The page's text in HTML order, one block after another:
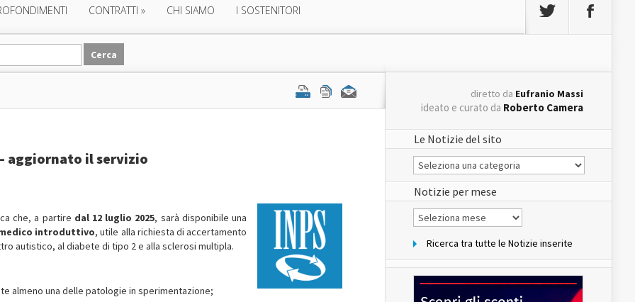
CONTRATTI » CHI SIAMO I SOSTENITORI
aggiornato il servizio
che, a partire dal 12 luglio 2025, sarà disponibile una
introduttivo, utile alla richiesta di accertamento
autistico, al diabete di tipo 2 e alla sclerosi multipla.
almeno una delle patologie in sperimentazione;
diretto da Eufranio Massi
ideato e curato da Roberto Camera
Le Notizie del sito
Le
Notizie
del
sito
Notizie per mese
Notizie
per
Ricerca tra tutte le Notizie inserite